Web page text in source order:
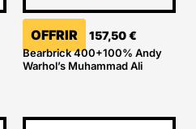
OFFRIR 157,50€
Bearbrick 400+100% Andy
Warhol’s Muhammad Ali